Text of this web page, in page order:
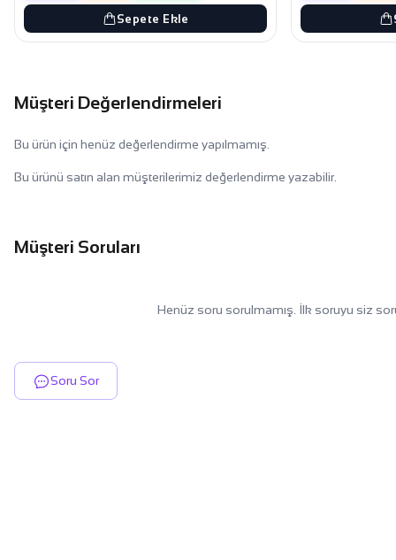
Sepete Ekle
Müşteri Değerlendirmeleri
Bu ürün için henüz değerlendirme yapılmamış.
Bu ürünü satın alan müşterilerimiz değerlendirme yazabilir.
Müşteri Soruları
Henüz soru sorulmamış. İlk soruyu siz
Soru Sor